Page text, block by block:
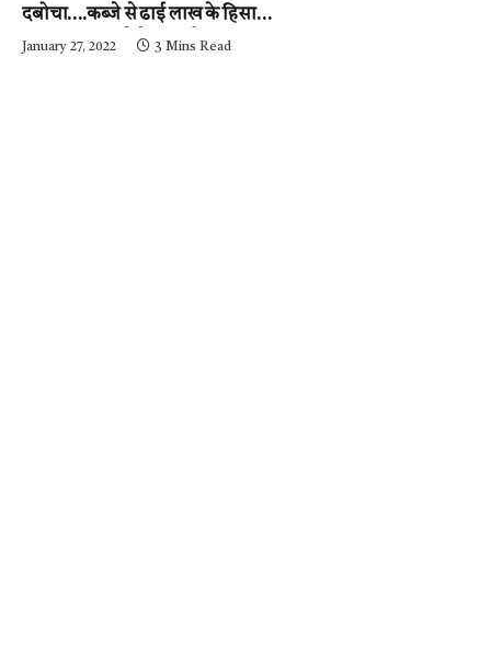
दबोचा….कब्जे से ढाई लाख के हिसाब-
किताब जब्त….देखें वीडियो
January 27, 2022 3 Mins Read